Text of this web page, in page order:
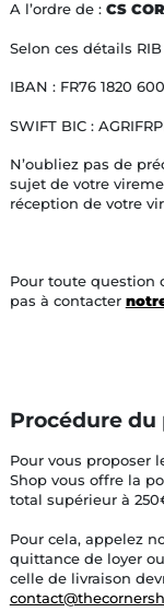
A l’ordre de : CS
Selon ces détails RIB
IBAN : FR76 1820
SWIFT BIC :
N’oubliez pas de
sujet de votre
réception de votre
Pour toute question
pas à contacter
Procédure du
Pour vous proposer
Shop vous offre la
total supérieur à
Pour cela, appelez
quittance de loyer
celle de livraison